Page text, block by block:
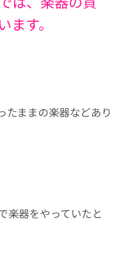
す。
たままの楽器などあり
楽器をやっていたと